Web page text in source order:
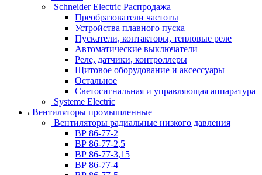
Schneider Electric Распродажа
Преобразователи частоты
Устройства плавного пуска
Пускатели, контакторы, тепловые реле
Автоматические выключатели
Реле, датчики, контроллеры
Щитовое оборудование и аксессуары
Остальное
Светосигнальная и управляющая аппаратура
Systeme Electric
Вентиляторы промышленные
Вентиляторы радиальные низкого давления
ВР 86-77-2
ВР 86-77-2,5
ВР 86-77-3,15
ВР 86-77-4